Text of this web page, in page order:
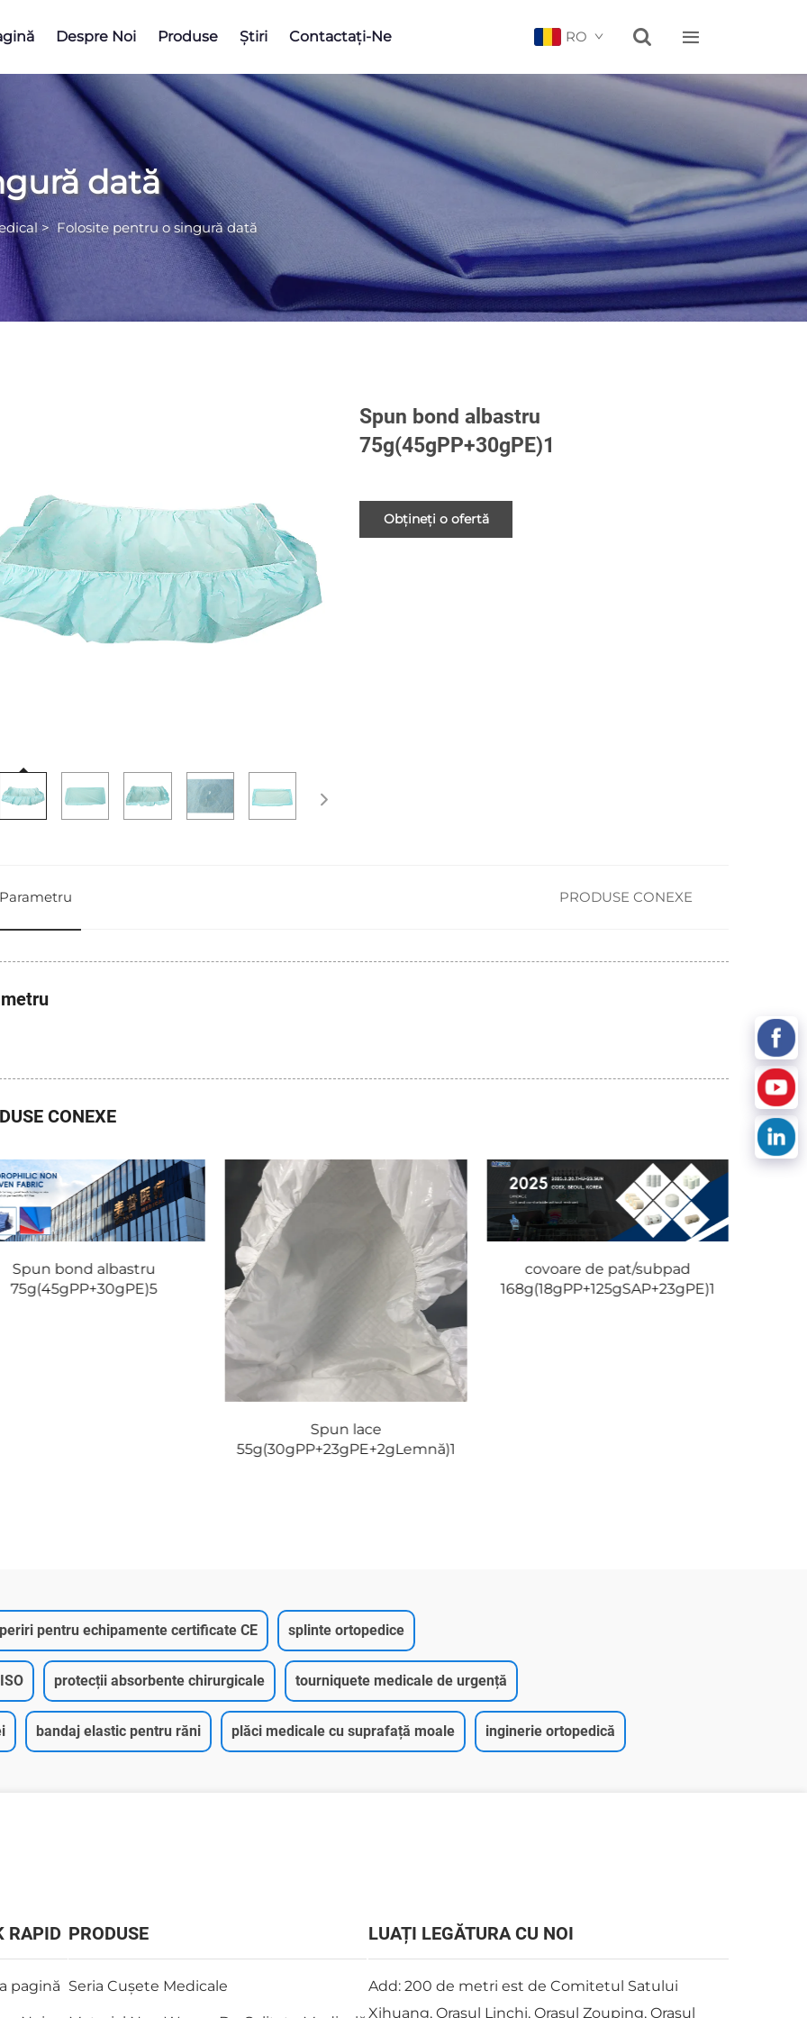
Despre Noi Produse Știri Contactați-Ne RO  
dată
>Folosite pentru o singură dată
Spun bond albastru
75g(45gPP+30gPE)1
Obțineți o ofertă
Parametru PRODUSE CONEXE
CONEXE
Spun bond albastru
75g(45gPP+30gPE)5
Spun lace
55g(30gPP+23gPE+2gLemnă)1
covoare de pat/subpad
168g(18gPP+125gSAP+23gPE)1
pentru echipamente certificate CE splinte ortopedice
protecții absorbente chirurgicale tourniquete medicale de urgență
bandaj elastic pentru răni plăci medicale cu suprafață moale inginerie ortopedică
RAPID
pagină
PRODUSE
Seria Cușete Medicale
LUAȚI LEGĂTURA CU NOI
Add: 200 de metri est de Comitetul Satului
Xihuang, Orașul Linchi, Orașul Zouping, Orașul